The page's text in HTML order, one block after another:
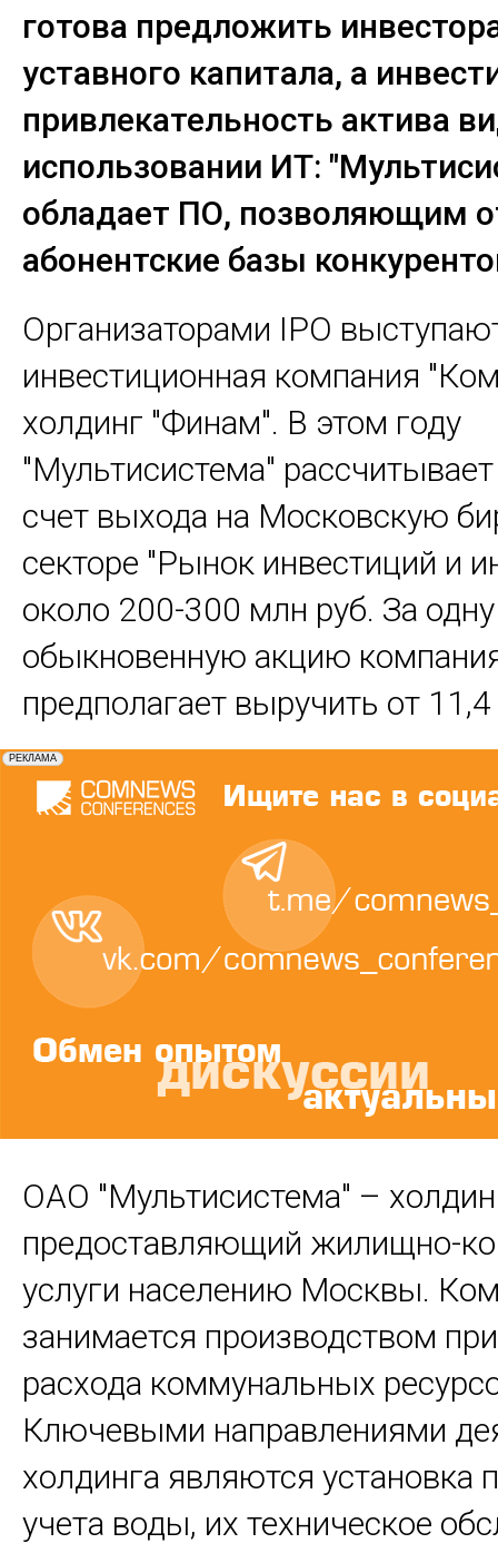
готова предложить
уставного капитала, а
привлекательность актива
использовании ИТ:
обладает ПО, позволяющим
абонентские базы
Организаторами IPO
инвестиционная компания
холдинг "Финам". В этом году
"Мультисистема"
счет выхода на Московскую
секторе "Рынок инвестиций и
около 200-300 млн руб. За одну
обыкновенную акцию
предполагает выручить от 11,4
ОАО "Мультисистема" –
предоставляющий жилищно-
услуги населению Москвы.
занимается производством
расхода коммунальных
Ключевыми направлениями
холдинга являются установка
учета воды, их техническое